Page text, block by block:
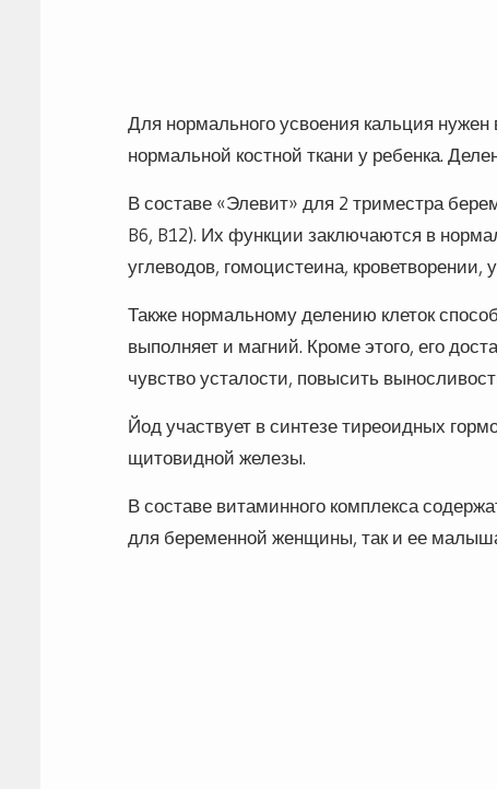
Для нормального усвоения кальция
нормальной костной ткани у ребенка.
В составе «Элевит» для 2 триместра
B6, B12). Их функции заключаются в
углеводов, гомоцистеина,
Также нормальному делению клеток
выполняет и магний. Кроме этого, его
чувство усталости, повысить
Йод участвует в синтезе тиреоидных
щитовидной железы.
В составе витаминного комплекса
для беременной женщины, так и ее